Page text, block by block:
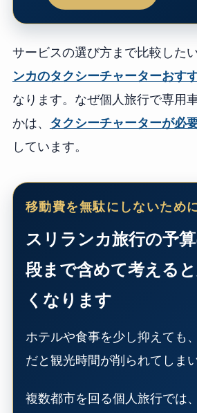
サービスの選び方まで比較したい
ンカのタクシーチャーターおす
なります。なぜ個人旅行で専用
かは、 タクシーチャーターが必
しています。
移動費を無駄にしないため
スリランカ旅行の予
段まで含めて考える
くなります
ホテルや食事を少し抑えても
だと観光時間が削られてしまい
複数都市を回る個人旅行では